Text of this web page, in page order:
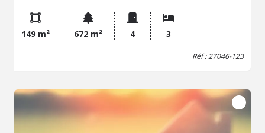
qu'une cuisine. À l'étage, palier desservant trois chambres
un couloir et une salle de bains. Les huisseries sont en
bois. La maison est actuellement chauffée uniquement
par un insert à bois ; l'installation d'un système de
aux normes selon votre projet. L'ensemble est implanté
sur un terrain de 672 m², comprenant une dépendance et
un jardin. Ce bien constitue une belle opportunité pour les
amateurs de rénovation ou les investisseurs à la
149 m² 672 m² 4 3
Réf : 27046-123